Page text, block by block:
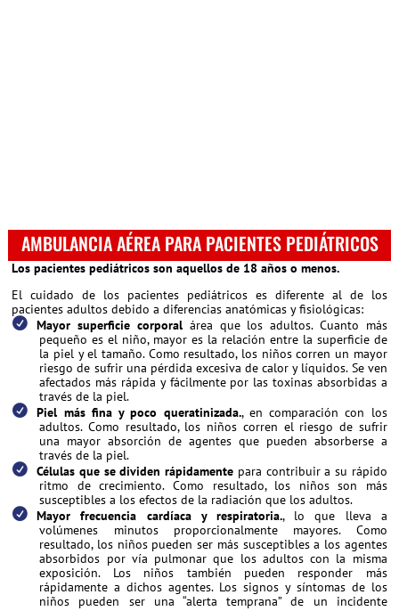
AMBULANCIA AÉREA PARA PACIENTES PEDIÁTRICOS
Los pacientes pediátricos son aquellos de 18 años o menos.
El cuidado de los pacientes pediátricos es diferente al de los
pacientes adultos debido a diferencias anatómicas y fisiológicas:
Mayor superficie corporalárea que los adultos. Cuanto más
pequeño es el niño, mayor es la relación entre la superficie de
la piel y el tamaño. Como resultado, los niños corren un mayor
riesgo de sufrir una pérdida excesiva de calor y líquidos. Se ven
afectados más rápida y fácilmente por las toxinas absorbidas a
través de la piel.
Piel más fina y poco queratinizada., en comparación con los
adultos. Como resultado, los niños corren el riesgo de sufrir
una mayor absorción de agentes que pueden absorberse a
través de la piel.
Células que se dividen rápidamente para contribuir a su rápido
ritmo de crecimiento. Como resultado, los niños son más
susceptibles a los efectos de la radiación que los adultos.
Mayor frecuencia cardíaca y respiratoria., lo que lleva a
volúmenes minutos proporcionalmente mayores. Como
resultado, los niños pueden ser más susceptibles a los agentes
absorbidos por vía pulmonar que los adultos con la misma
exposición. Los niños también pueden responder más
rápidamente a dichos agentes. Los signos y síntomas de los
niños pueden ser una “alerta temprana” de un incidente